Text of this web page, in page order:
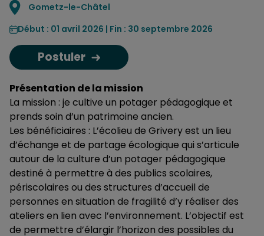
Localisation
Gometz-le-Châtel
Début : 01 avril 2026 | Fin : 30 septembre 2026
Postuler
Présentation de la mission
La mission : je cultive un potager pédagogique et
prends soin d’un patrimoine ancien.
Les bénéficiaires : L’écolieu de Grivery est un lieu
d’échange et de partage écologique qui s’articule
autour de la culture d’un potager pédagogique
destiné à permettre à des publics scolaires,
périscolaires ou des structures d’accueil de
personnes en situation de fragilité d’y réaliser des
ateliers en lien avec l’environnement. L’objectif est
de permettre d’élargir l’horizon des possibles du